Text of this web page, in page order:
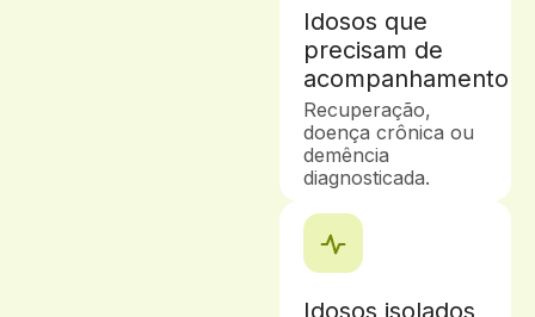
Idosos que
precisam de
acompanhamento
Recuperação,
doença crônica ou
demência
diagnosticada.
Idosos isolados